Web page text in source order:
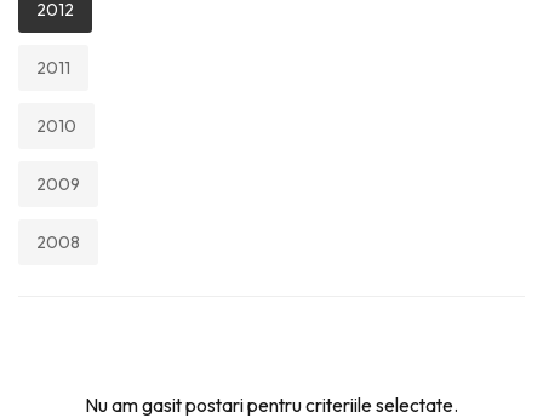
2012
2011
2010
2009
2008
Nu am gasit postari pentru criteriile selectate.